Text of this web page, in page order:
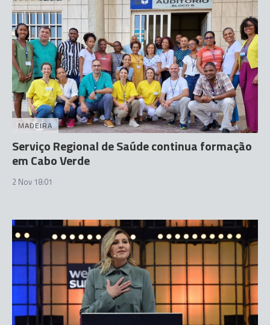
MADEIRA
Serviço Regional de Saúde continua formação
em Cabo Verde
2 Nov 18:01